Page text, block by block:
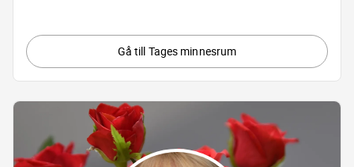
Gå till Tages minnesrum